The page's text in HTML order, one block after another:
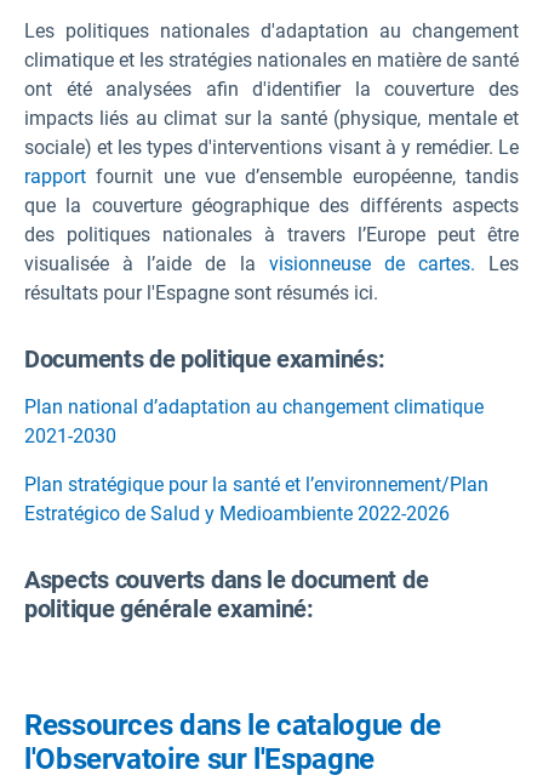
Les politiques nationales d'adaptation au changement
climatique et les stratégies nationales en matière de santé
ont été analysées afin d'identifier la couverture des
impacts liés au climat sur la santé (physique, mentale et
sociale) et les types d'interventions visant à y remédier. Le
rapport fournit une vue d’ensemble européenne, tandis
que la couverture géographique des différents aspects
des politiques nationales à travers l’Europe peut être
visualisée à l’aide de la visionneuse de cartes. Les
résultats pour l'Espagne sont résumés ici.
Documents de politique examinés:
Plan national d’adaptation au changement climatique
2021-2030
Plan stratégique pour la santé et l’environnement/Plan
Estratégico de Salud y Medioambiente 2022-2026
Aspects couverts dans le document de
politique générale examiné:
Ressources dans le catalogue de
l'Observatoire sur l'Espagne